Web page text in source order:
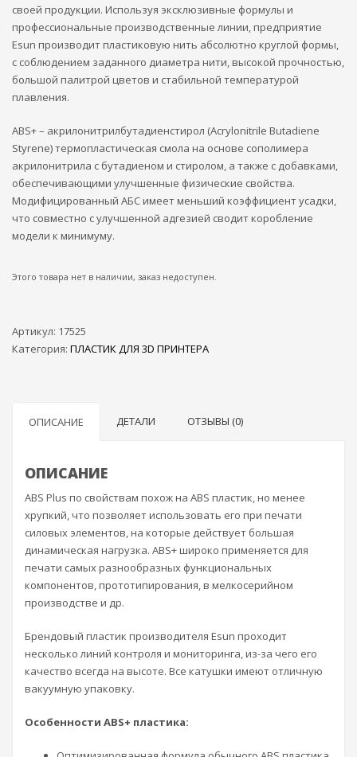
своей продукции. Используя эксклюзивные формулы и
профессиональные производственные линии, предприятие
Esun производит пластиковую нить абсолютно круглой формы,
с соблюдением заданного диаметра нити, высокой прочностью,
большой палитрой цветов и стабильной температурой
плавления.
ABS+ – акрилонитрилбутадиенстирол (Acrylonitrile Butadiene
Styrene) термопластическая смола на основе сополимера
акрилонитрила с бутадиеном и стиролом, а также с добавками,
обеспечивающими улучшенные физические свойства.
Модифицированный АБС имеет меньший коэффициент усадки,
что совместно с улучшенной адгезией сводит коробление
модели к минимуму.
Этого товара нет в наличии, заказ недоступен.
Артикул: 17525
Категория: ПЛАСТИК ДЛЯ 3D ПРИНТЕРА
ОПИСАНИЕ ДЕТАЛИ ОТЗЫВЫ (0)
ОПИСАНИЕ
ABS Plus по свойствам похож на ABS пластик, но менее
хрупкий, что позволяет использовать его при печати
силовых элементов, на которые действует большая
динамическая нагрузка. ABS+ широко применяется для
печати самых разнообразных функциональных
компонентов, прототипирования, в мелкосерийном
производстве и др.
Брендовый пластик производителя Esun проходит
несколько линий контроля и мониторинга, из-за чего его
качество всегда на высоте. Все катушки имеют отличную
вакуумную упаковку.
Особенности ABS+ пластика: